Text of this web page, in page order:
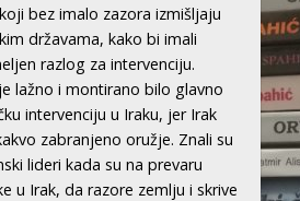
bez imalo zazora izmišljaju
državama, kako bi imali
razlog za intervenciju.
lažno i montirano bilo glavno
intervenciju u Iraku, jer Irak
zabranjeno oružje. Znali su
lideri kada su na prevaru
u Irak, da razore zemlju i skrive